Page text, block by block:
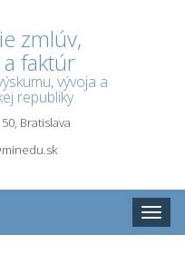
zmlúv,
faktúr
vývoja a
republiky
Bratislava
Toggle